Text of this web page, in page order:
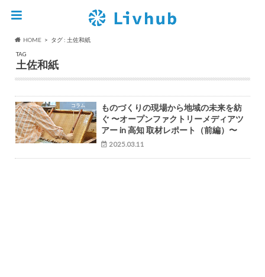
HOME
タグ : 土佐和紙
TAG
土佐和紙
コラム
ものづくりの現場から地域の未来を紡
ぐ 〜オープンファクトリーメディアツ
アー in 高知 取材レポート（前編）〜
2025.03.11